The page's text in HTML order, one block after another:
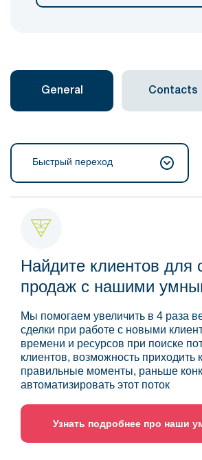
General Contacts
Быстрый переход
Найдите клиентов для
продаж с нашими
Мы помогаем увеличить в 4 раза
сделки при работе с новыми
времени и ресурсов при поиске
клиентов, возможность приходить
правильные моменты, раньше
автоматизировать этот поток
Узнать подробнее про наши